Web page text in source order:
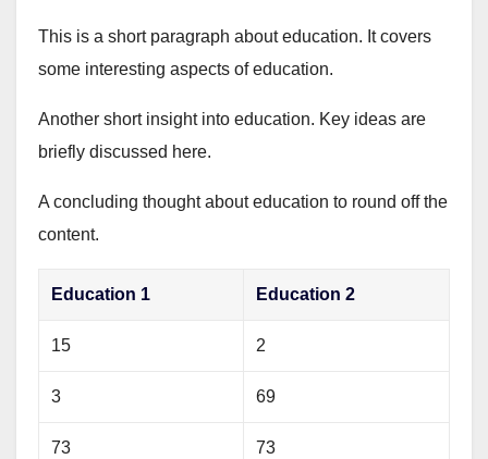
This is a short paragraph about education. It covers
some interesting aspects of education.
Another short insight into education. Key ideas are
briefly discussed here.
A concluding thought about education to round off the
content.
Education 1 Education 2
15 2
3 69
73 73